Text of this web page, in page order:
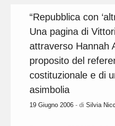
“Repubblica con
Una pagina di
attraverso Hannah
proposito del
costituzionale e di
asimbolia
19 Giugno 2006 - di Silvia